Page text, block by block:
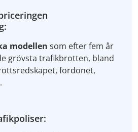
modellen som efter fem år
grövsta trafikbrotten, bland
fordonet,